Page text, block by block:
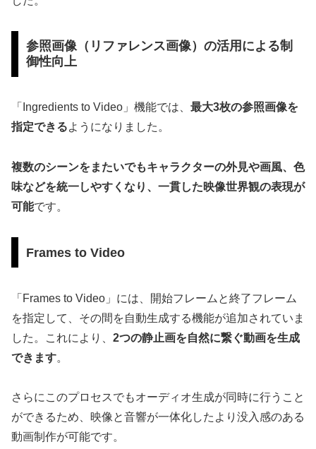
参照画像（リファレンス画像）の活用による制
御性向上
「Ingredients to Video」機能では、 最大3枚の参照画像を
指定できるようになりました。
複数のシーンをまたいでもキャラクターの外見や画風、色
味などを統一しやすくなり、一貫した映像世界観の表現が
可能です。
Frames to Video
「Frames to Video」には、開始フレームと終了フレーム
を指定して、その間を自動生成する機能が追加されていま
した。これにより、 2つの静止画を自然に繋ぐ動画を生成
できます。
さらにこのプロセスでもオーディオ生成が同時に行うこと
ができるため、映像と音響が一体化したより没入感のある
動画制作が可能です。